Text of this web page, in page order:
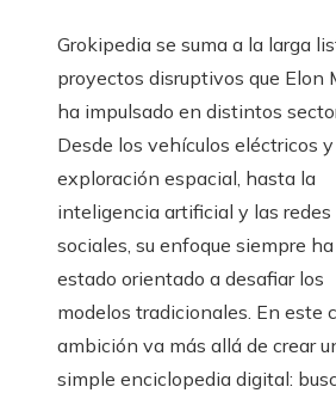
Grokipedia se suma a la larga
proyectos disruptivos que Elon
ha impulsado en distintos
Desde los vehículos eléctricos
exploración espacial, hasta la
inteligencia artificial y las redes
sociales, su enfoque siempre ha
estado orientado a desafiar los
modelos tradicionales. En este
ambición va más allá de crear
simple enciclopedia digital: